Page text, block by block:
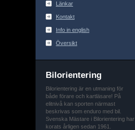
Länkar
Kontakt
Info in english
Översikt
Bilorientering
Bilorientering är en utmaning för
både förare och kartläsare! På
elitnivå kan sporten närmast
beskrivas som enduro med bil.
Svenska Mästare i Bilorientering har
korats årligen sedan 1961.